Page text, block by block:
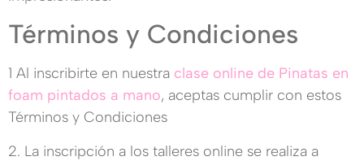
Términos y Condiciones
1 Al inscribirte en nuestra clase online de Pinatas en
foam pintados a mano, aceptas cumplir con estos
Términos y Condiciones
2. La inscripción a los talleres online se realiza a